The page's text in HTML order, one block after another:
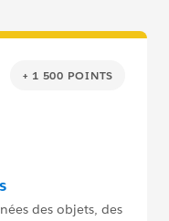
+ 1 500 POINTS
des objets, des